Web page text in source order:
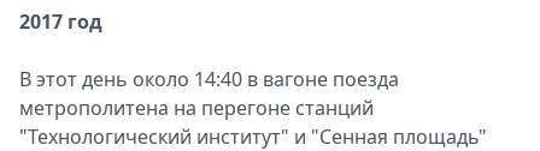
2017 год
В этот день около 14:40 в вагоне поезда
метрополитена на перегоне станций
"Технологический институт" и "Сенная площадь"